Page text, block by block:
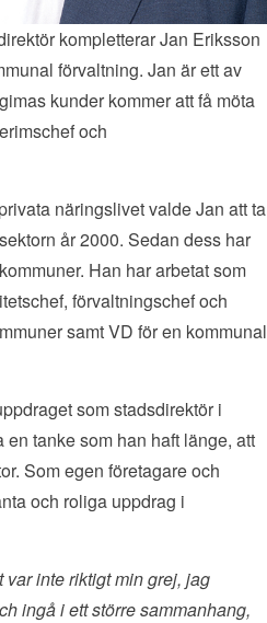
kompletterar Jan Eriksson
förvaltning. Jan är ett av
kunder kommer att få möta
och
näringslivet valde Jan att ta
år 2000. Sedan dess har
Han har arbetat som
förvaltningschef och
samt VD för en kommunal
som stadsdirektör i
tanke som han haft länge, att
Som egen företagare och
och roliga uppdrag i
inte riktigt min grej, jag
ingå i ett större sammanhang,